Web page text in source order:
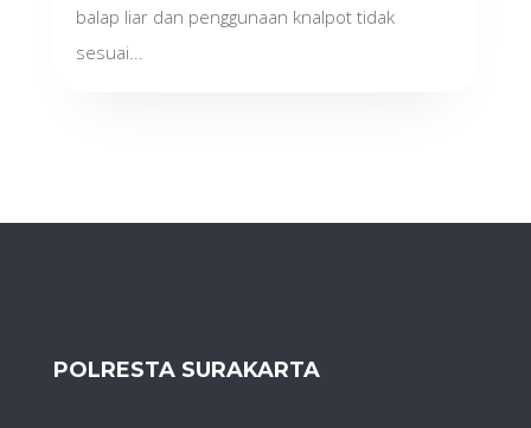
balap liar dan penggunaan knalpot tidak
sesuai...
POLRESTA SURAKARTA